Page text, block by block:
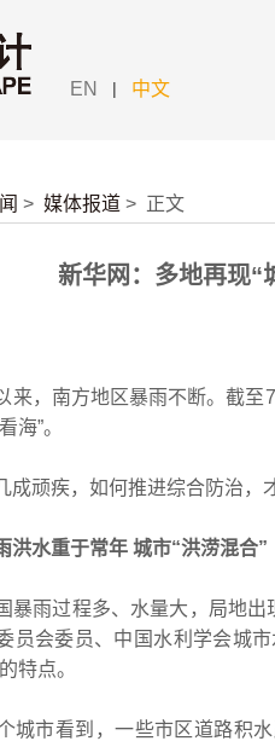
EN | 中文
> 媒体报道 > 正文
新华网：多地再现“
南方地区暴雨不断。截至7
海”。
疾，如何推进综合防治，才
水重于常年 城市“洪涝混合”
雨过程多、水量大，局地出
员会委员、中国水利学会城
特点。
市看到，一些市区道路积水